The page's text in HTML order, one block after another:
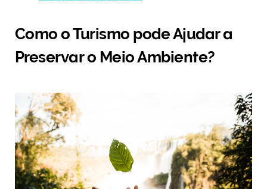
Como o Turismo pode Ajudar a
Preservar o Meio Ambiente?